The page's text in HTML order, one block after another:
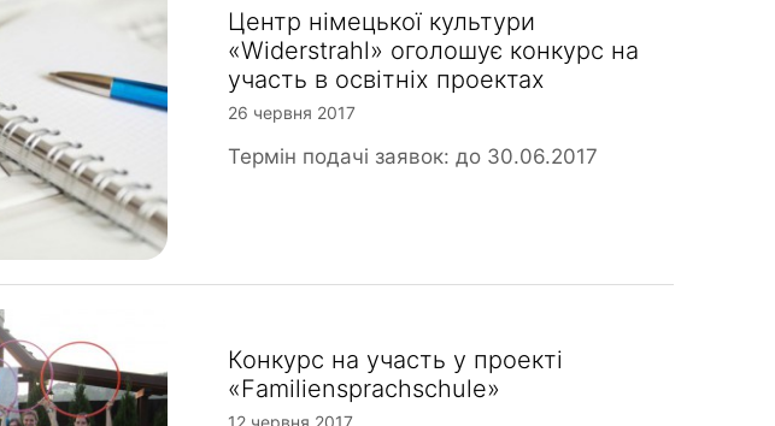
Центр німецької культури
«Widerstrahl» оголошує конкурс на
участь в освітніх проектах
26 червня 2017
Термін подачі заявок: до 30.06.2017
Конкурс на участь у проекті
«Familiensprachschule»
12 червня 2017